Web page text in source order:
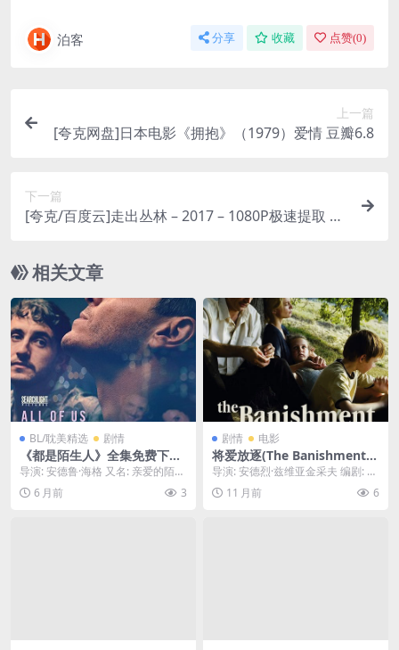
泊客 分享 收藏 点赞(0)
上一篇
[夸克网盘]日本电影《拥抱》（1979）爱情 豆瓣6.8
下一篇
[夸克/百度云]走出丛林 – 2017 – 1080P极速提取 –
相关文章
BL/耽美精选 剧情
《都是陌生人》全集免费下载-
2023-收藏榜强推-同性/奇幻-
导演: 安德鲁·海格 又名: 亲爱的陌生
人(台) / 我们都是陌生人 / 与幽灵...
6 月前 3
剧情 电影
将爱放逐(The Banishment)-
2007-剧情-免费下载 🇷🇺俄罗
品，一个男人带着妻儿回到乡
导演: 安德烈·兹维亚金采夫 编剧: Ar
tyom Melkumian / Ol...
11 月前 6